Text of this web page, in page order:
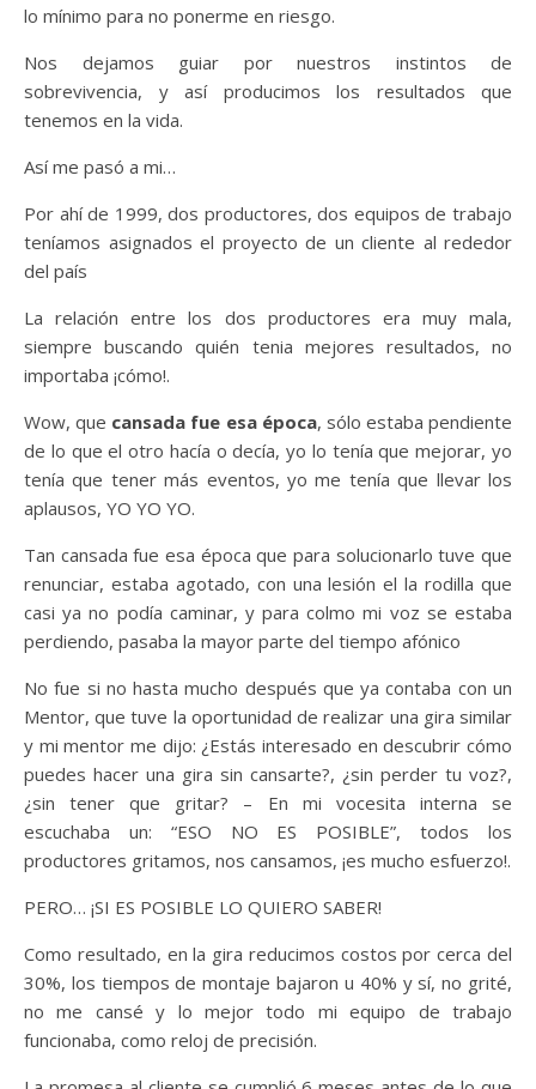
lo mínimo para no ponerme en riesgo.
Nos dejamos guiar por nuestros instintos de
sobrevivencia, y así producimos los resultados que
tenemos en la vida.
Así me pasó a mi…
Por ahí de 1999, dos productores, dos equipos de trabajo
teníamos asignados el proyecto de un cliente al rededor
del país
La relación entre los dos productores era muy mala,
siempre buscando quién tenia mejores resultados, no
importaba ¡cómo!.
Wow, que cansada fue esa época, sólo estaba pendiente
de lo que el otro hacía o decía, yo lo tenía que mejorar, yo
tenía que tener más eventos, yo me tenía que llevar los
aplausos, YO YO YO.
Tan cansada fue esa época que para solucionarlo tuve que
renunciar, estaba agotado, con una lesión el la rodilla que
casi ya no podía caminar, y para colmo mi voz se estaba
perdiendo, pasaba la mayor parte del tiempo afónico
No fue si no hasta mucho después que ya contaba con un
Mentor, que tuve la oportunidad de realizar una gira similar
y mi mentor me dijo: ¿Estás interesado en descubrir cómo
puedes hacer una gira sin cansarte?, ¿sin perder tu voz?,
¿sin tener que gritar? – En mi vocesita interna se
escuchaba un: “ESO NO ES POSIBLE”, todos los
productores gritamos, nos cansamos, ¡es mucho esfuerzo!.
PERO… ¡SI ES POSIBLE LO QUIERO SABER!
Como resultado, en la gira reducimos costos por cerca del
30%, los tiempos de montaje bajaron u 40% y sí, no grité,
no me cansé y lo mejor todo mi equipo de trabajo
funcionaba, como reloj de precisión.